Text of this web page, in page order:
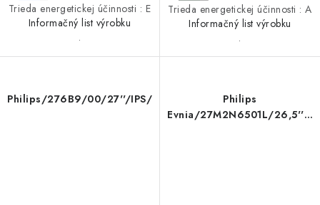
Trieda energetickej účinnosti : E
Informačný list výrobku
.
Trieda energetickej účinnosti : A
Informačný list výrobku
.
Philips/276B9/00/27''/IPS/QHD/75Hz/4ms/Black/3R
Philips
Evnia/27M2N6501L/26,5''/